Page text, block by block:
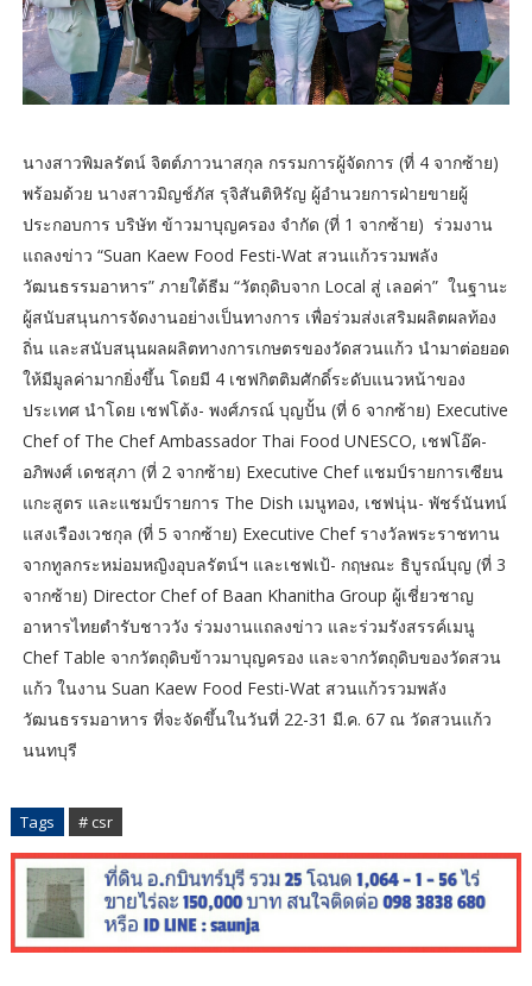
นางสาวพิมลรัตน์ จิตต์ภาวนาสกุล กรรมการผู้จัดการ (ที่ 4 จากซ้าย)
พร้อมด้วย นางสาวมิญช์ภัส รุจิสันติหิรัญ ผู้อำนวยการฝ่ายขายผู้
ประกอบการ บริษัท ข้าวมาบุญครอง จำกัด (ที่ 1 จากซ้าย) ร่วมงาน
แถลงข่าว “Suan Kaew Food Festi-Wat สวนแก้วรวมพลัง
วัฒนธรรมอาหาร” ภายใต้ธีม “วัตถุดิบจาก Local สู่ เลอค่า” ในฐานะ
ผู้สนับสนุนการจัดงานอย่างเป็นทางการ เพื่อร่วมส่งเสริมผลิตผลท้อง
ถิ่น และสนับสนุนผลผลิตทางการเกษตรของวัดสวนแก้ว นำมาต่อยอด
ให้มีมูลค่ามากยิ่งขึ้น โดยมี 4 เชฟกิตติมศักดิ์ระดับแนวหน้าของ
ประเทศ นำโดย เชฟโต้ง- พงศ์ภรณ์ บุญปั้น (ที่ 6 จากซ้าย) Executive
Chef of The Chef Ambassador Thai Food UNESCO, เชฟโอ๊ค-
อภิพงศ์ เดชสุภา (ที่ 2 จากซ้าย) Executive Chef แชมป์รายการเซียน
แกะสูตร และแชมป์รายการ The Dish เมนูทอง, เชฟนุ่น- พัชร์นันทน์
แสงเรืองเวชกุล (ที่ 5 จากซ้าย) Executive Chef รางวัลพระราชทาน
จากทูลกระหม่อมหญิงอุบลรัตน์ฯ และเชฟเป้- กฤษณะ ธิบูรณ์บุญ (ที่ 3
จากซ้าย) Director Chef of Baan Khanitha Group ผู้เชี่ยวชาญ
อาหารไทยตำรับชาววัง ร่วมงานแถลงข่าว และร่วมรังสรรค์เมนู
Chef Table จากวัตถุดิบข้าวมาบุญครอง และจากวัตถุดิบของวัดสวน
แก้ว ในงาน Suan Kaew Food Festi-Wat สวนแก้วรวมพลัง
วัฒนธรรมอาหาร ที่จะจัดขึ้นในวันที่ 22-31 มี.ค. 67 ณ วัดสวนแก้ว
นนทบุรี
Tags # csr